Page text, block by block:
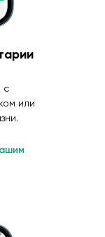
с
или